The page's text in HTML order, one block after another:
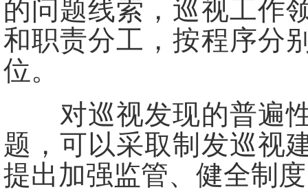
的问题线索，巡视工作
和职责分工，按程序分
位。
对巡视发现的普遍性
题，可以采取制发巡视
提出加强监管、健全制